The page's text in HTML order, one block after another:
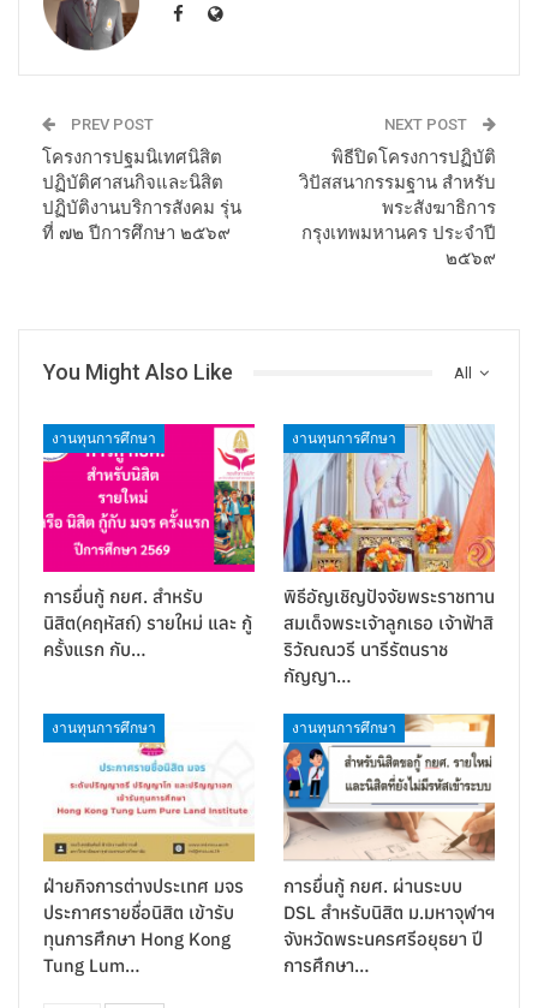
PREV POST
โครงการปฐมนิเทศนิสิต
ปฏิบัติศาสนกิจและนิสิต
ปฏิบัติงานบริการสังคม รุ่น
ที่ ๗๒ ปีการศึกษา ๒๕๖๙
NEXT POST
พิธีปิดโครงการปฏิบัติ
วิปัสสนากรรมฐาน สำหรับ
พระสังฆาธิการ
กรุงเทพมหานคร ประจำปี
๒๕๖๙
All
You Might Also Like
งานทุนการศึกษา
การยื่นกู้ กยศ. สำหรับ
นิสิต(คฤหัสถ์) รายใหม่ และ กู้
ครั้งแรก กับ…
งานทุนการศึกษา
พิธีอัญเชิญปัจจัยพระราชทาน
สมเด็จพระเจ้าลูกเธอ เจ้าฟ้าสิ
ริวัณณวรี นารีรัตนราช
กัญญา…
งานทุนการศึกษา
ฝ่ายกิจการต่างประเทศ มจร
ประกาศรายชื่อนิสิต เข้ารับ
ทุนการศึกษา Hong Kong
Tung Lum…
งานทุนการศึกษา
การยื่นกู้ กยศ. ผ่านระบบ
DSL สำหรับนิสิต ม.มหาจุฬาฯ
จังหวัดพระนครศรีอยุธยา ปี
การศึกษา…